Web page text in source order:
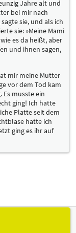
Jahre alt und
bei mir nach
sie, und als ich
sie: »Meine Mami
es da heißt, aber
und ihnen sagen,
mir meine Mutter
vor dem Tod kam
Es musste ein
ging! Ich hatte
Platte seit dem
hatte ich
ging es ihr auf